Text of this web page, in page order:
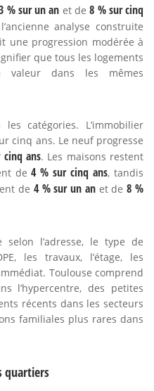
% sur un an et de8 % sur cinq
analyse construite
une progression modérée à
que tous les logements
valeur dans les mêmes
catégories. L’immobilier
cinq ans. Le neuf progresse
cinq ans. Les maisons restent
de4 % sur cinq ans, tandis
de 4 % sur un anet de8 %
l’adresse, le type de
les travaux, l’étage, les
Toulouse comprend
l’hypercentre, des petites
récents dans les secteurs
familiales plus rares dans
quartiers